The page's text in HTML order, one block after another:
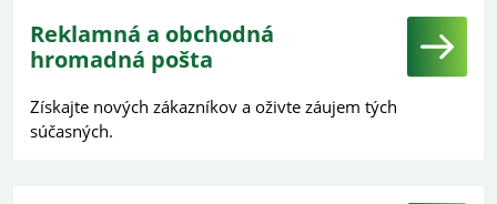
Reklamná a obchodná
hromadná pošta
Získajte nových zákazníkov a oživte záujem tých
súčasných.